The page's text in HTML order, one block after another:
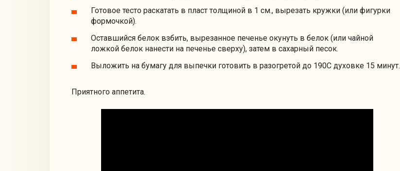
Готовое тесто раскатать в пласт толщиной в 1 см., вырезать кружки (или фигурки
формочкой).
Оставшийся белок взбить, вырезанное печенье окунуть в белок (или чайной
ложкой белок нанести на печенье сверху), затем в сахарный песок.
Выложить на бумагу для выпечки готовить в разогретой до 190С духовке 15 минут.
Приятного аппетита.